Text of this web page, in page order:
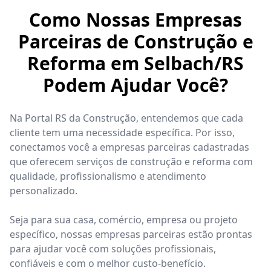
Como Nossas Empresas
Parceiras de Construção e
Reforma em Selbach/RS
Podem Ajudar Você?
Na Portal RS da Construção, entendemos que cada
cliente tem uma necessidade específica. Por isso,
conectamos você a empresas parceiras cadastradas
que oferecem serviços de construção e reforma com
qualidade, profissionalismo e atendimento
personalizado.
Seja para sua casa, comércio, empresa ou projeto
específico, nossas empresas parceiras estão prontas
para ajudar você com soluções profissionais,
confiáveis e com o melhor custo-benefício.